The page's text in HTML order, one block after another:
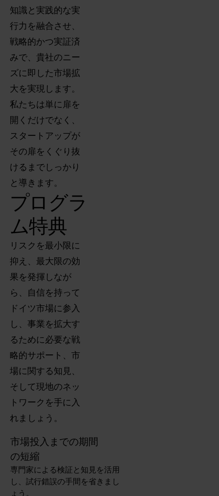
知識と実践的な実
行力を融合させ、
戦略的かつ実証済
みで、貴社のニー
ズに即した市場拡
大を実現します。
私たちは単に扉を
開くだけでなく、
スタートアップが
その扉をくぐり抜
けるまでしっかり
と導きます。
プログラ
ム特典
リスクを最小限に
抑え、最大限の効
果を発揮しなが
ら、自信を持って
ドイツ市場に参入
し、事業を拡大す
るために必要な戦
略的サポート、市
場に関する知見、
そして現地のネッ
トワークを手に入
れましょう。
市場投入までの期間
の短縮
専門家による検証と知見を活用
し、試行錯誤の手間を省きまし
ょう。